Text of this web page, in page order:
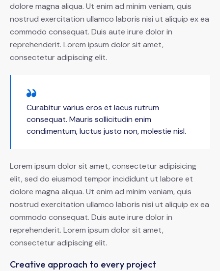
dolore magna aliqua. Ut enim ad minim veniam, quis
nostrud exercitation ullamco laboris nisi ut aliquip ex ea
commodo consequat. Duis aute irure dolor in
reprehenderit. Lorem ipsum dolor sit amet,
consectetur adipiscing elit.
Curabitur varius eros et lacus rutrum
consequat. Mauris sollicitudin enim
condimentum, luctus justo non, molestie nisl.
Lorem ipsum dolor sit amet, consectetur adipisicing
elit, sed do eiusmod tempor incididunt ut labore et
dolore magna aliqua. Ut enim ad minim veniam, quis
nostrud exercitation ullamco laboris nisi ut aliquip ex ea
commodo consequat. Duis aute irure dolor in
reprehenderit. Lorem ipsum dolor sit amet,
consectetur adipiscing elit.
Creative approach to every project